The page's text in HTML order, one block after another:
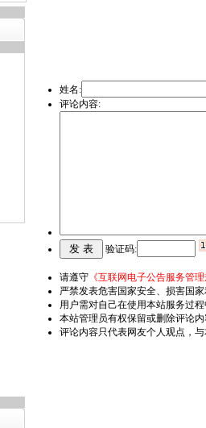
姓名:
评论内容:
验证码:
请遵守 《互联网电子公告服务管
严禁发表危害国家安全、损害国
用户需对自己在使用本站服务过
本站管理员有权保留或删除评论
评论内容只代表网友个人观点，